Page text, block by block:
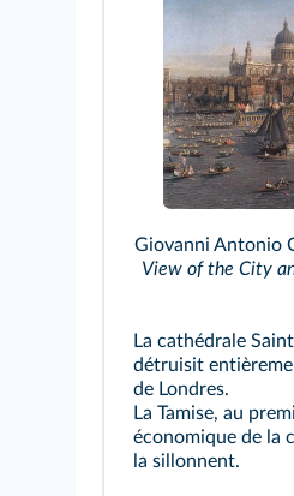
Giovanni Antonio
View of the City
La cathédrale
détruisit
de Londres.
La Tamise, au
économique de la
la sillonnent.